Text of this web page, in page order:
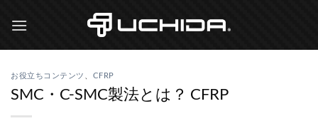
お役立ちコンテンツ CFRP
SMC・C-SMC製法とは？ CFRP